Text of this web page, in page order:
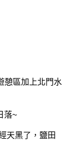
憩區加上北門水
落~
天黑了，鹽田